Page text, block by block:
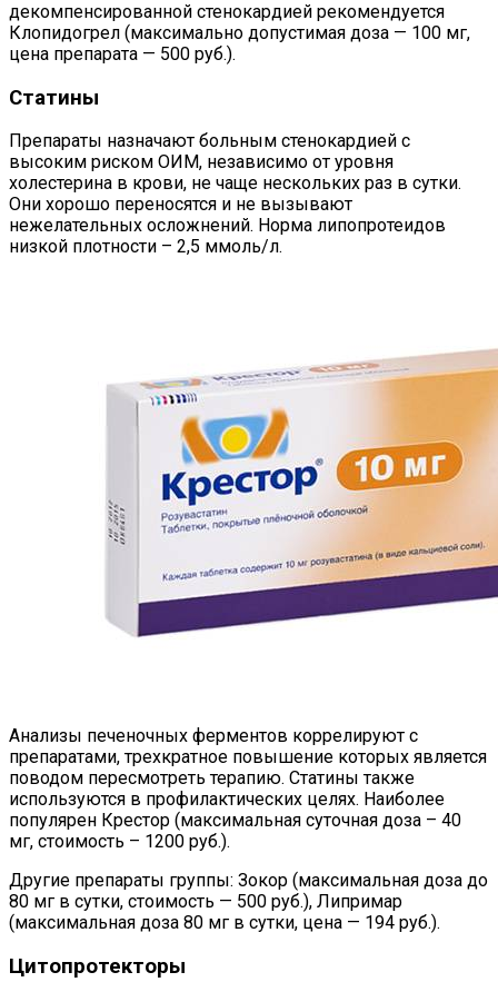
декомпенсированной стенокардией рекомендуется
Клопидогрел (максимально допустимая доза — 100 мг,
цена препарата — 500 руб.).
Статины
Препараты назначают больным стенокардией с
высоким риском ОИМ, независимо от уровня
холестерина в крови, не чаще нескольких раз в сутки.
Они хорошо переносятся и не вызывают
нежелательных осложнений. Норма липопротеидов
низкой плотности – 2,5 ммоль/л.
Анализы печеночных ферментов коррелируют с
препаратами, трехкратное повышение которых является
поводом пересмотреть терапию. Статины также
используются в профилактических целях. Наиболее
популярен Крестор (максимальная суточная доза – 40
мг, стоимость – 1200 руб.).
Другие препараты группы: Зокор (максимальная доза до
80 мг в сутки, стоимость — 500 руб.), Липримар
(максимальная доза 80 мг в сутки, цена — 194 руб.).
Цитопротекторы